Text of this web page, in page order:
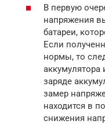
В первую
напряжения
батареи,
Если
нормы, то
заряде
замер
находится в
снижения